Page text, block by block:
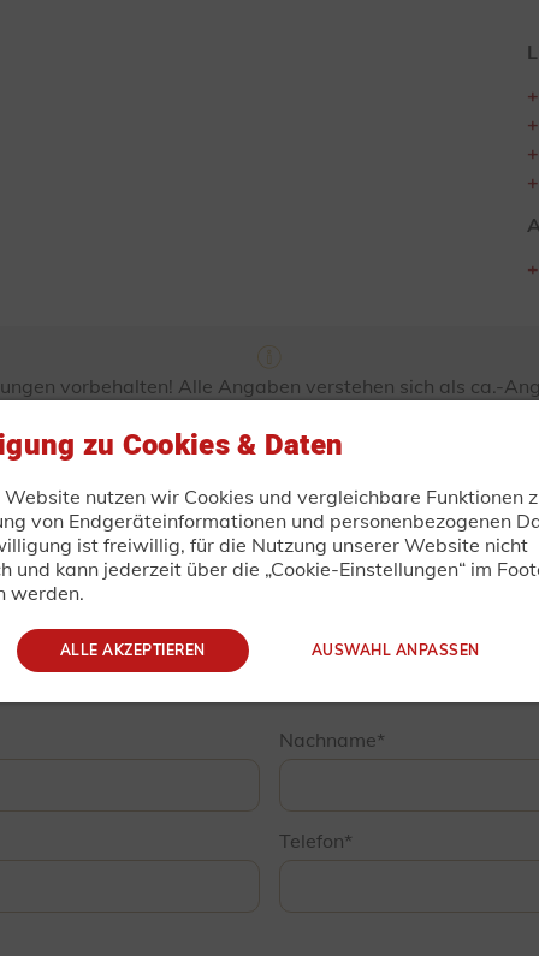
vorbehalten! Alle Angaben verstehen sich als ca.-
und können Sonderausstattung enthalten!
Änderungen! Alle Preise sind unverbindliche
zuzüglich Fracht- und Fahrzeugpapieren.
TRAILER-DIRECT.DE
Anfrage oder
Nachname
Telefon
zu Cookies & Daten
nutzen wir Cookies und vergleichbare Funktionen
von Endgeräteinformationen und personenbezogenen
ist freiwillig, für die Nutzung unserer Website nicht
und kann jederzeit über die „Cookie-Einstellungen“ im
werden.
ALLE AKZEPTIEREN AUSWAHL ANPASSEN